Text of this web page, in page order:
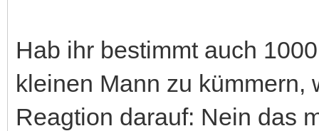
Hab ihr bestimmt auch
kleinen Mann zu kümmern,
Reagtion darauf: Nein das